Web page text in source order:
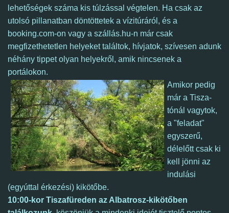
lehetőségek száma kis túlzással végtelen. Ha csak az
utolsó pillanatban döntöttetek a vízitúráról, és a
booking.com-on vagy a szállás.hu-n már csak
megfizethetetlen helyeket találtok, hívjatok, szívesen adunk
néhány tippet olyan helyekről, amik nincsenek a
portálokon.
Amikor pedig
már a Tisza-
tónál vagytok,
a "feladat"
egyszerű,
délelőttcsak ki
kell jönni az
indulási
(egyúttal érkezési) kikötőbe.
10:00-kor Tiszafüreden az Albatrosz-kikötőben